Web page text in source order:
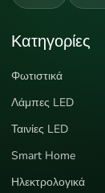
Κατηγορίες
Φωτιστικά
Λάμπες LED
Ταινίες LED
Smart Home
Ηλεκτρολογικά